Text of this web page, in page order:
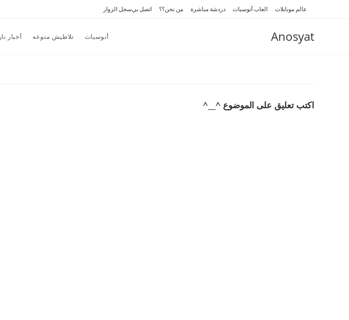
عالم موبايلات العاب أنوسيات دردشة مباشرة من نحن؟؟ اتصل بيسجل الزوار
Anosyat أنوسيات تلاطيش منوعه أخبار نار
اكتب تعليق على الموضوع ^__^